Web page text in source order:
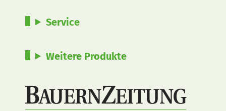
Service
Weitere Produkte